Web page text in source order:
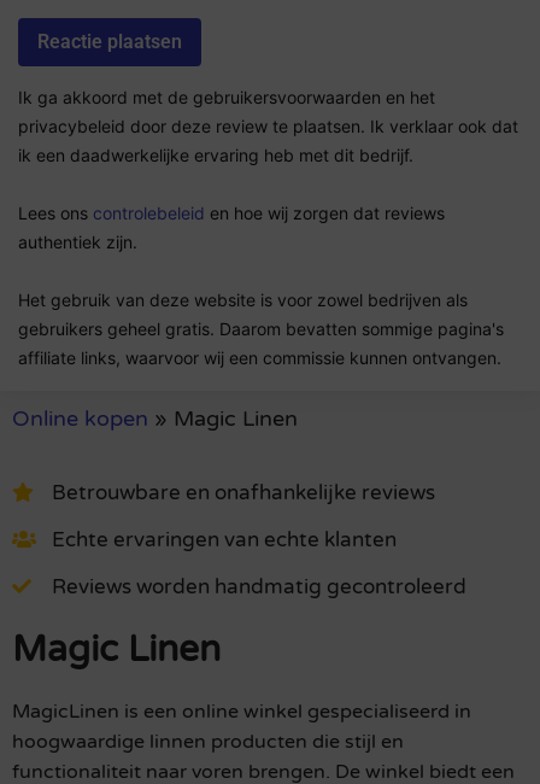
Ik ga akkoord met de gebruikersvoorwaarden en het
privacybeleid door deze review te plaatsen. Ik verklaar ook dat
ik een daadwerkelijke ervaring heb met dit bedrijf.
Lees ons controlebeleid en hoe wij zorgen dat reviews
authentiek zijn.
Het gebruik van deze website is voor zowel bedrijven als
gebruikers geheel gratis. Daarom bevatten sommige pagina's
affiliate links, waarvoor wij een commissie kunnen ontvangen.
Online kopen » Magic Linen
Betrouwbare en onafhankelijke reviews
Echte ervaringen van echte klanten
Reviews worden handmatig gecontroleerd
Magic Linen
MagicLinen is een online winkel gespecialiseerd in
hoogwaardige linnen producten die stijl en
functionaliteit naar voren brengen. De winkel biedt een